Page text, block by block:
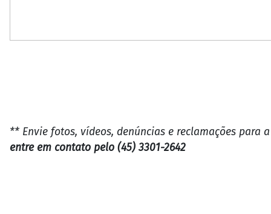
** Envie fotos, vídeos, denúncias e reclamações para
entre em contato pelo (45) 3301-2642